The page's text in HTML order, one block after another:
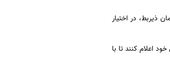
ذیربط، در اختیار
اعلام کنند تا با